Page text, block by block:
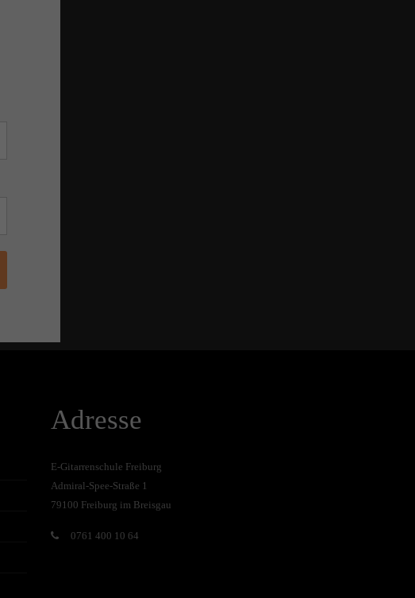
Adresse
E-Gitarrenschule Freiburg
Admiral-Spee-Straße 1
79100 Freiburg im Breisgau
0761 400 10 64